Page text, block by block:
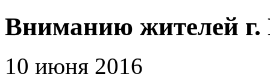
Вниманию жителей г.
10 июня 2016